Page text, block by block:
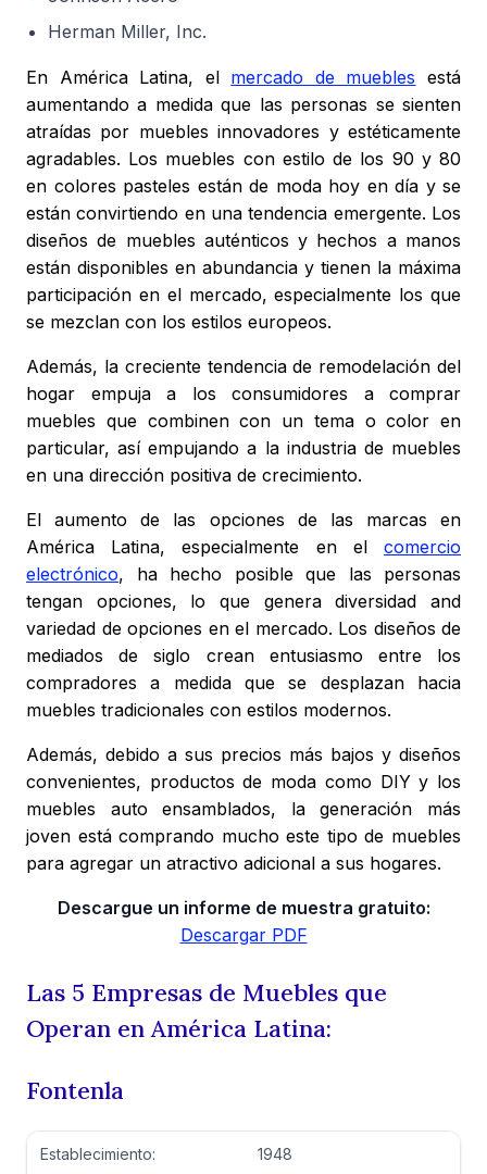
Herman Miller, Inc.
En América Latina, el mercado de muebles está
aumentando a medida que las personas se sienten
atraídas por muebles innovadores y estéticamente
agradables. Los muebles con estilo de los 90 y 80
en colores pasteles están de moda hoy en día y se
están convirtiendo en una tendencia emergente. Los
diseños de muebles auténticos y hechos a manos
están disponibles en abundancia y tienen la máxima
participación en el mercado, especialmente los que
se mezclan con los estilos europeos.
Además, la creciente tendencia de remodelación del
hogar empuja a los consumidores a comprar
muebles que combinen con un tema o color en
particular, así empujando a la industria de muebles
en una dirección positiva de crecimiento.
El aumento de las opciones de las marcas en
América Latina, especialmente en el comercio
electrónico, ha hecho posible que las personas
tengan opciones, lo que genera diversidad and
variedad de opciones en el mercado. Los diseños de
mediados de siglo crean entusiasmo entre los
compradores a medida que se desplazan hacia
muebles tradicionales con estilos modernos.
Además, debido a sus precios más bajos y diseños
convenientes, productos de moda como DIY y los
muebles auto ensamblados, la generación más
joven está comprando mucho este tipo de muebles
para agregar un atractivo adicional a sus hogares.
Descargue un informe de muestra gratuito:
Descargar PDF
Las 5 Empresas de Muebles que
Operan en América Latina:
Fontenla
Establecimiento: 1948